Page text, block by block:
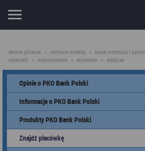
strona główna » centrum wiedzy » baza instytucji i opinii
oddziały » mazowieckie » wyszków » oddział
Opinie o PKO Bank Polski
Informacje o PKO Bank Polski
Produkty PKO Bank Polski
Znajdź placówkę